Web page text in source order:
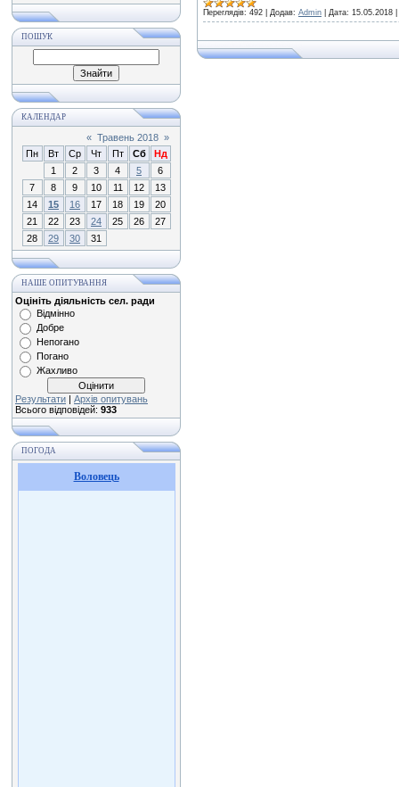
ПОШУК
КАЛЕНДАР
« Травень 2018 »
Пн
Вт Ср Чт Пт Сб
Нд
1
2 3 4 5
6
7
8 9 10 11 12
13
14
15 16 17 18 19
20
21
22 23 24 25 26
27
28
29 30 31
НАШЕ ОПИТУВАННЯ
Оцініть діяльність сел. ради
Відмінно
Добре
Непогано
Погано
Жахливо
Результати | Архів опитувань
Всього відповідей: 933
ПОГОДА
Воловець
Переглядів: 492 Додав: Admin Дата: 15.05.2018